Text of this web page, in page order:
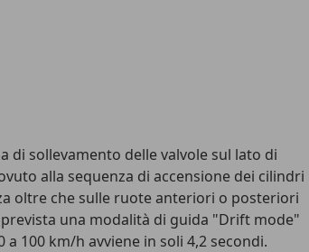
di sollevamento delle valvole sul lato di
alla sequenza di accensione dei cilindri
oltre che sulle ruote anteriori o posteriori
una modalità di guida "Drift mode"
100 km/h avviene in soli 4,2 secondi.